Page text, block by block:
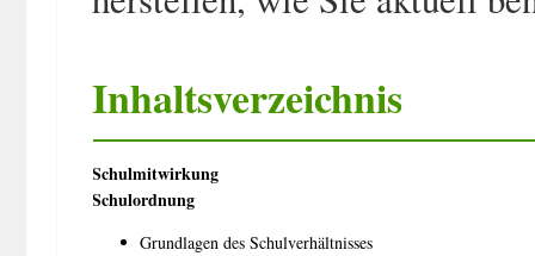
Inhaltsverzeichnis
Schulmitwirkung
Schulordnung
Grundlagen des Schulverhältnisses